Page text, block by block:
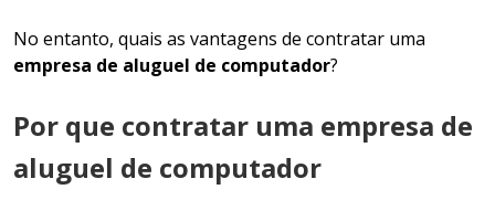
No entanto, quais as vantagens de contratar uma
empresa de aluguel de computador?
Por que contratar uma empresa de
aluguel de computador